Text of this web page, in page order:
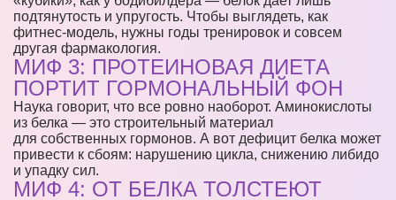
подтянутость и упругость. Чтобы выглядеть, как
фитнес-модель, нужны годы тренировок и совсем
другая фармакология.
МИФ 3: ПРОТЕИНОВАЯ ДИЕТА
ПОРТИТ ГОРМОНАЛЬНЫЙ ФОН
Наука говорит, что все ровно наоборот. Аминокислоты
из белка — это строительный материал
для собственных гормонов. А вот дефицит белка может
привести к сбоям: нарушению цикла, снижению либидо
и упадку сил.
МИФ 4: ОТ БЕЛКА ТОЛСТЕЮТ